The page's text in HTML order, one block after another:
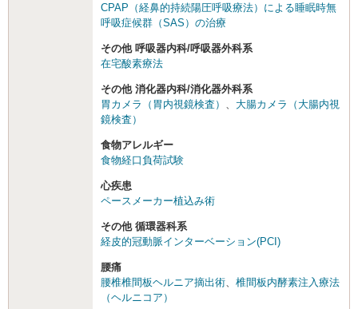
CPAP（経鼻的持続陽圧呼吸療法）による睡眠時無
呼吸症候群（SAS）の治療
その他 呼吸器内科/呼吸器外科系
在宅酸素療法
その他 消化器内科/消化器外科系
胃カメラ（胃内視鏡検査）
大腸カメラ（大腸内視
鏡検査）
食物アレルギー
食物経口負荷試験
心疾患
ペースメーカー植込み術
その他 循環器科系
経皮的冠動脈インターベーション(PCI)
腰痛
腰椎椎間板ヘルニア摘出術
椎間板内酵素注入療法
（ヘルニコア）